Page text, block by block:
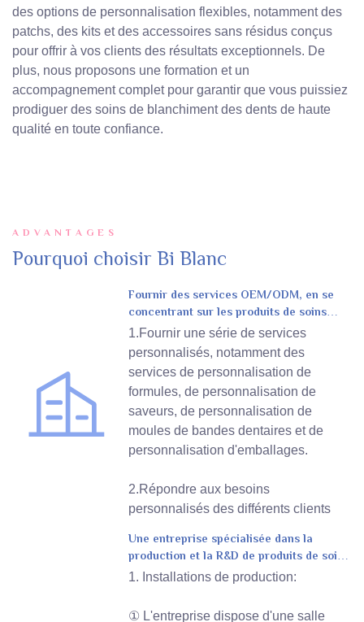
des options de personnalisation flexibles, notamment des
patchs, des kits et des accessoires sans résidus conçus
pour offrir à vos clients des résultats exceptionnels. De
plus, nous proposons une formation et un
accompagnement complet pour garantir que vous puissiez
prodiguer des soins de blanchiment des dents de haute
qualité en toute confiance.
ADVANTAGES
Pourquoi choisir Bi Blanc
Fournir des services OEM/ODM, en se
concentrant sur les produits de soins
personnels
1.Fournir une série de services
personnalisés, notamment des
services de personnalisation de
formules, de personnalisation de
saveurs, de personnalisation de
moules de bandes dentaires et de
personnalisation d'emballages.
2.Répondre aux besoins
personnalisés des différents clients
Une entreprise spécialisée dans la
production et la R&D de produits de soins
bucco-dentaires
1. Installations de production:
① L'entreprise dispose d'une salle